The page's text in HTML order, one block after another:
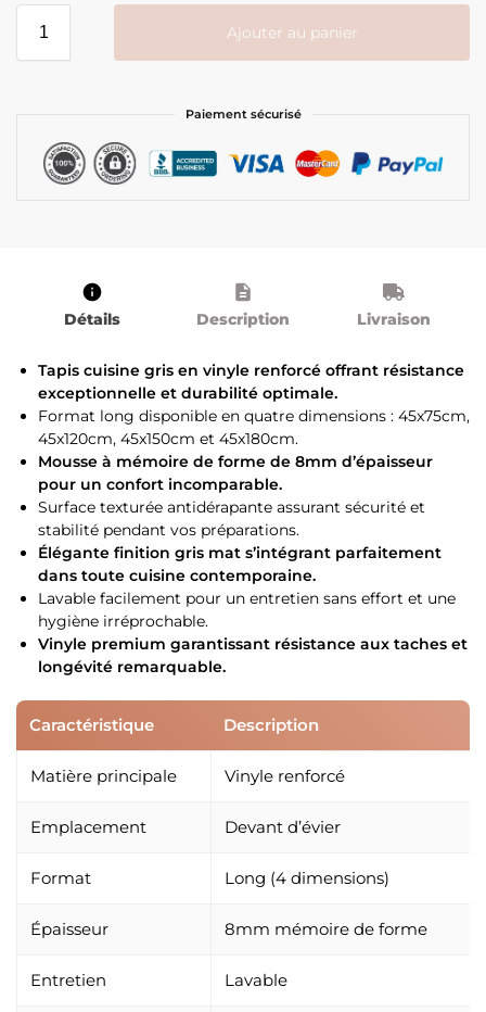
Ajouter au panier
Paiement sécurisé
Détails Description Livraison
Tapis cuisine gris en vinyle renforcé offrant résistance
exceptionnelle et durabilité optimale.
Format long disponible en quatre dimensions : 45x75cm,
45x120cm, 45x150cm et 45x180cm.
Mousse à mémoire de forme de 8mm d’épaisseur
pour un confort incomparable.
Surface texturée antidérapante assurant sécurité et
stabilité pendant vos préparations.
Élégante finition gris mat s’intégrant parfaitement
dans toute cuisine contemporaine.
Lavable facilement pour un entretien sans effort et une
hygiène irréprochable.
Vinyle premium garantissant résistance aux taches et
longévité remarquable.
Caractéristique Description
Matière principale Vinyle renforcé
Emplacement Devant d’évier
Format Long (4 dimensions)
Épaisseur 8mm mémoire de forme
Entretien Lavable